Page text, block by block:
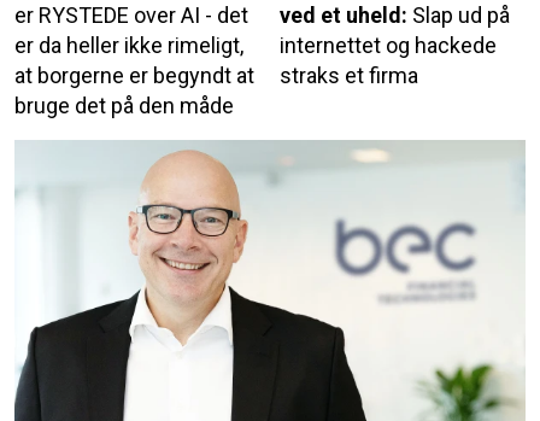
er RYSTEDE over AI - det
er da heller ikke rimeligt,
at borgerne er begyndt at
bruge det på den måde
ved et uheld: Slap ud på
internettet og hackede
straks et firma